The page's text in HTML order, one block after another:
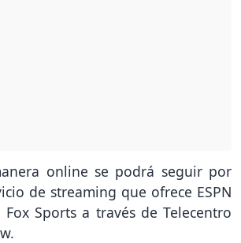
online se podrá seguir por
de streaming que ofrece ESPN
Sports a través de Telecentro